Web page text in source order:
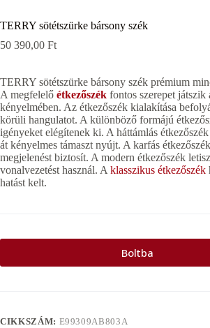
TERRY sötétszürke bársony szék
50 390,00 Ft
TERRY sötétszürke bársony szék prémium
A megfelelő étkezőszék fontos szerepet játszik
kényelmében. Az étkezőszék kialakítása
körüli hangulatot. A különböző formájú
igényeket elégítenek ki. A háttámlás
át kényelmes támaszt nyújt. A karfás
megjelenést biztosít. A modern étkezőszék
vonalvezetést használ. A klasszikus étkezőszék
hatást kelt.
Boltba
CIKKSZÁM: E99309AB803A